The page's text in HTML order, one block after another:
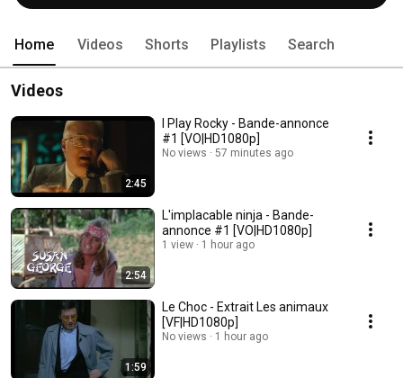
Home Videos Shorts Playlists Search
Videos
2:45
I Play Rocky - Bande-annonce
#1 [VO|HD1080p]
No views 57 minutes ago
2:54
L'implacable ninja - Bande-
annonce #1 [VO|HD1080p]
1 view 1 hour ago
1:59
Le Choc - Extrait Les animaux
[VF|HD1080p]
No views 1 hour ago